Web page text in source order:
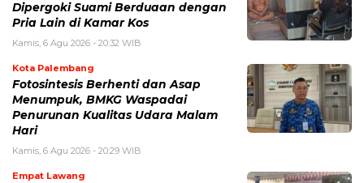
Dipergoki Suami Berduaan dengan
Pria Lain di Kamar Kos
Kamis, 6 Agu 2026 - 20:32 WIB
Kota Palembang
Fotosintesis Berhenti dan Asap
Menumpuk, BMKG Waspadai
Penurunan Kualitas Udara Malam
Hari
Kamis, 6 Agu 2026 - 20:29 WIB
Empat Lawang